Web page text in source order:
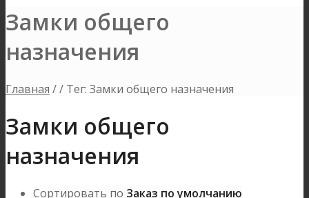
Замки общего
назначения
Главная // Тег: Замки общего назначения
Замки общего
назначения
Сортировать по Заказ по умолчанию